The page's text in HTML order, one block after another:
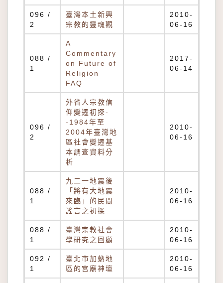
096 /
2
臺灣本土新興
宗教的靈魂觀
2010-
06-16
088 /
1
A
Commentary
on Future of
Religion
FAQ
2017-
06-14
096 /
2
外省人宗教信
仰變遷初探-
-1984年至
2004年臺灣地
區社會變遷基
本調查資料分
析
2010-
06-16
088 /
1
九二一地震後
「將有大地震
來臨」的民間
謠言之初探
2010-
06-16
088 /
1
臺灣宗教社會
學研究之回顧
2010-
06-16
092 /
1
臺北市加蚋地
區的宮廟神壇
2010-
06-16